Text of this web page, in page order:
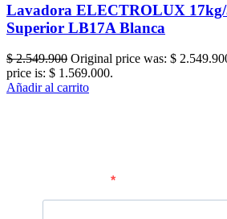
Lavadora ELECTROLUX
Superior LB17A Blanca
$2.549.900 Original price was: $
price is: $ 1.569.000.
Añadir al carrito